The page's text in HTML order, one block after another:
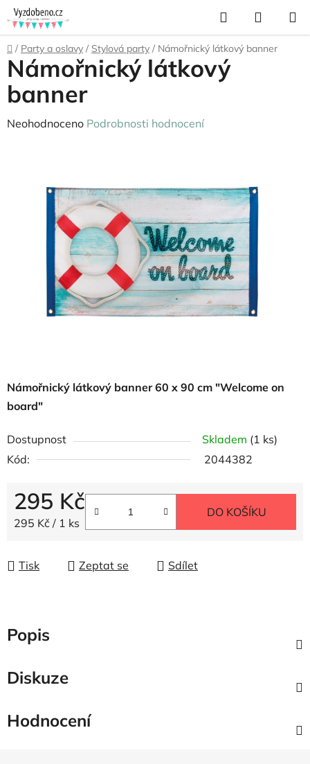
Přejít
na
obsah
Hledat
KOŠÍK
Domů
/ Party a oslavy / Stylová party / Námořnický látkový banner
Námořnický látkový banner 60 x 90 cm "Welcome on
board"
Dostupnost Skladem (1 ks)
Kód:
2044382
295 Kč
Měrná cena:
295 Kč / 1 ks
DO KOŠÍKU
Tisk Zeptat se Sdílet
Námořnický látkový
banner
Průměrné
hvězdiček.
Neohodnoceno Podrobnosti hodnocení
Popis
Diskuze
Hodnocení